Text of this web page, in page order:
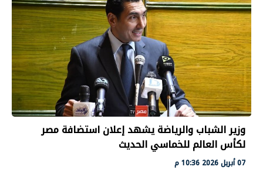
وزير الشباب والرياضة يشهد إعلان استضافة مصر
لكأس العالم للخماسي الحديث
07 أبريل 2026 10:36 م